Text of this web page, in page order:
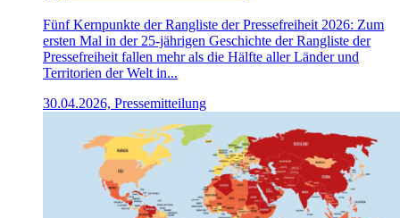
Fünf Kernpunkte der Rangliste der Pressefreiheit 2026: Zum
ersten Mal in der 25-jährigen Geschichte der Rangliste der
Pressefreiheit fallen mehr als die Hälfte aller Länder und
Territorien der Welt in...
30.04.2026, Pressemitteilung